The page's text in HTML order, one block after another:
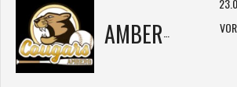
AMBERG BREWERS